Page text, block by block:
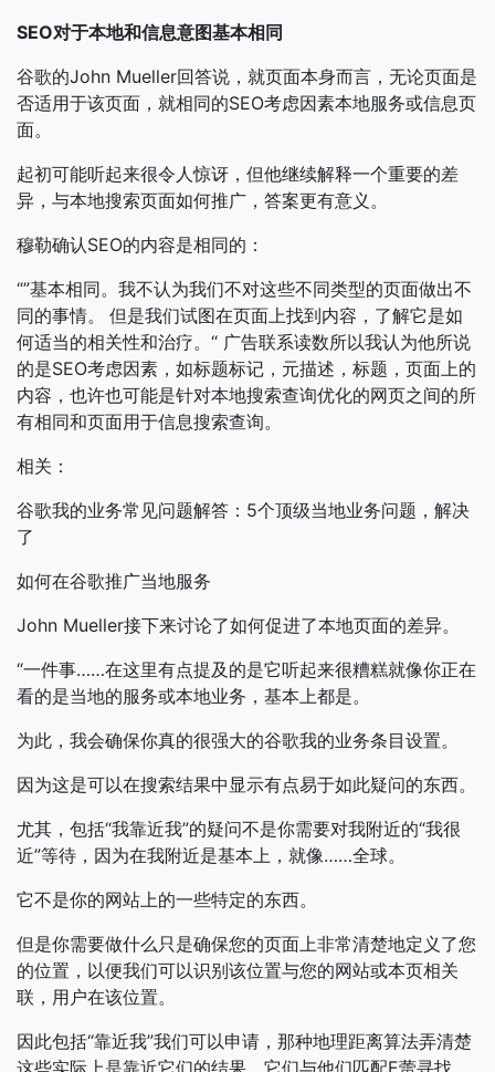
SEO对于本地和信息意图基本相同
谷歌的John Mueller回答说，就页面本身而言，无论页面是
否适用于该页面，就相同的SEO考虑因素本地服务或信息页
面。
起初可能听起来很令人惊讶，但他继续解释一个重要的差
异，与本地搜索页面如何推广，答案更有意义。
穆勒确认SEO的内容是相同的：
“”基本相同。我不认为我们不对这些不同类型的页面做出不
同的事情。
但是我们试图在页面上找到内容，了解它是如
何适当的相关性和治疗。“ 广告联系读数所以我认为他所说
的是SEO考虑因素，如标题标记，元描述，标题，页面上的
内容，也许也可能是针对本地搜索查询优化的网页之间的所
有相同和页面用于信息搜索查询。
相关：
谷歌我的业务常见问题解答：5个顶级当地业务问题，解决
了
如何在谷歌推广当地服务
John Mueller接下来讨论了如何促进了本地页面的差异。
“一件事……在这里有点提及的是它听起来很糟糕就像你正在
看的是当地的服务或本地业务，基本上都是。
为此，我会确保你真的很强大的谷歌我的业务条目设置。
因为这是可以在搜索结果中显示有点易于如此疑问的东西。
尤其，包括“我靠近我”的疑问不是你需要对我附近的“我很
近”等待，因为在我附近是基本上，就像……全球。
它不是你的网站上的一些特定的东西。
但是你需要做什么只是确保您的页面上非常清楚地定义了您
的位置，以便我们可以识别该位置与您的网站或本页相关
联，用户在该位置。
因此包括“靠近我”我们可以申请，那种地理距离算法弄清楚
这些实际上是靠近它们的结果，它们与他们匹配E蕾寻找。